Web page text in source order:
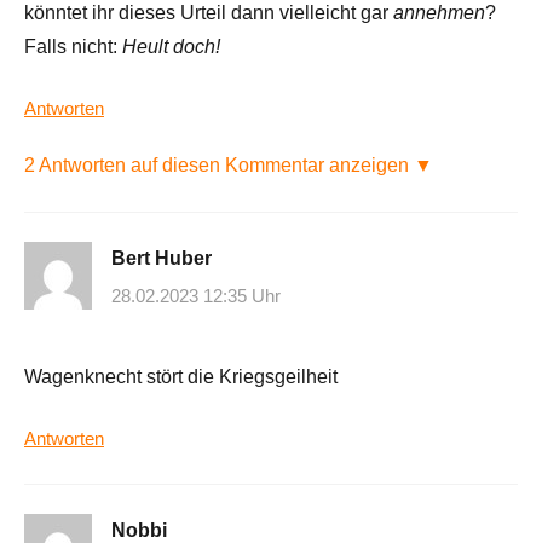
könntet ihr dieses Urteil dann vielleicht gar annehmen?
Falls nicht: Heult doch!
Antworten
2 Antworten auf diesen Kommentar anzeigen ▼
Bert Huber
28.02.2023 12:35 Uhr
Wagenknecht stört die Kriegsgeilheit
Antworten
Nobbi